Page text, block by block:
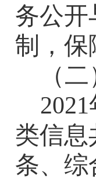
务公开
制，保
（
2021
类信息
条、综